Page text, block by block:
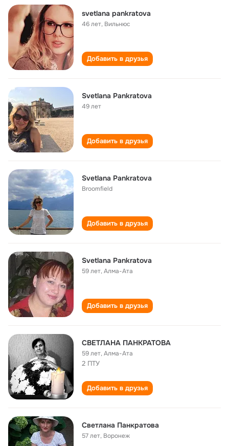
svetlana pankratova
46 лет, Вильнюс
Добавить в друзья
Svetlana Pankratova
49 лет
Добавить в друзья
Svetlana Pankratova
Broomfield
Добавить в друзья
Svetlana Pankratova
59 лет,Алма-Ата
Добавить в друзья
СВЕТЛАНА ПАНКРАТОВА
59 лет,Алма-Ата
2 ПТУ
Добавить в друзья
Светлана Панкратова
57 лет, Воронеж